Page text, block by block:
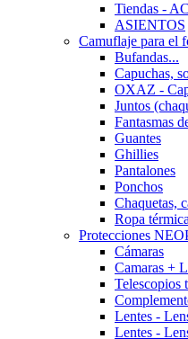
Tiendas -
ASIENTOS
Camuflaje para el
Bufandas...
Capuchas,
OXAZ -
Juntos
Fantasmas
Guantes
Ghillies
Pantalones
Ponchos
Chaquetas,
Ropa térmica
Protecciones
Cámaras
Camaras +
Telescopios
Lentes -
Lentes -